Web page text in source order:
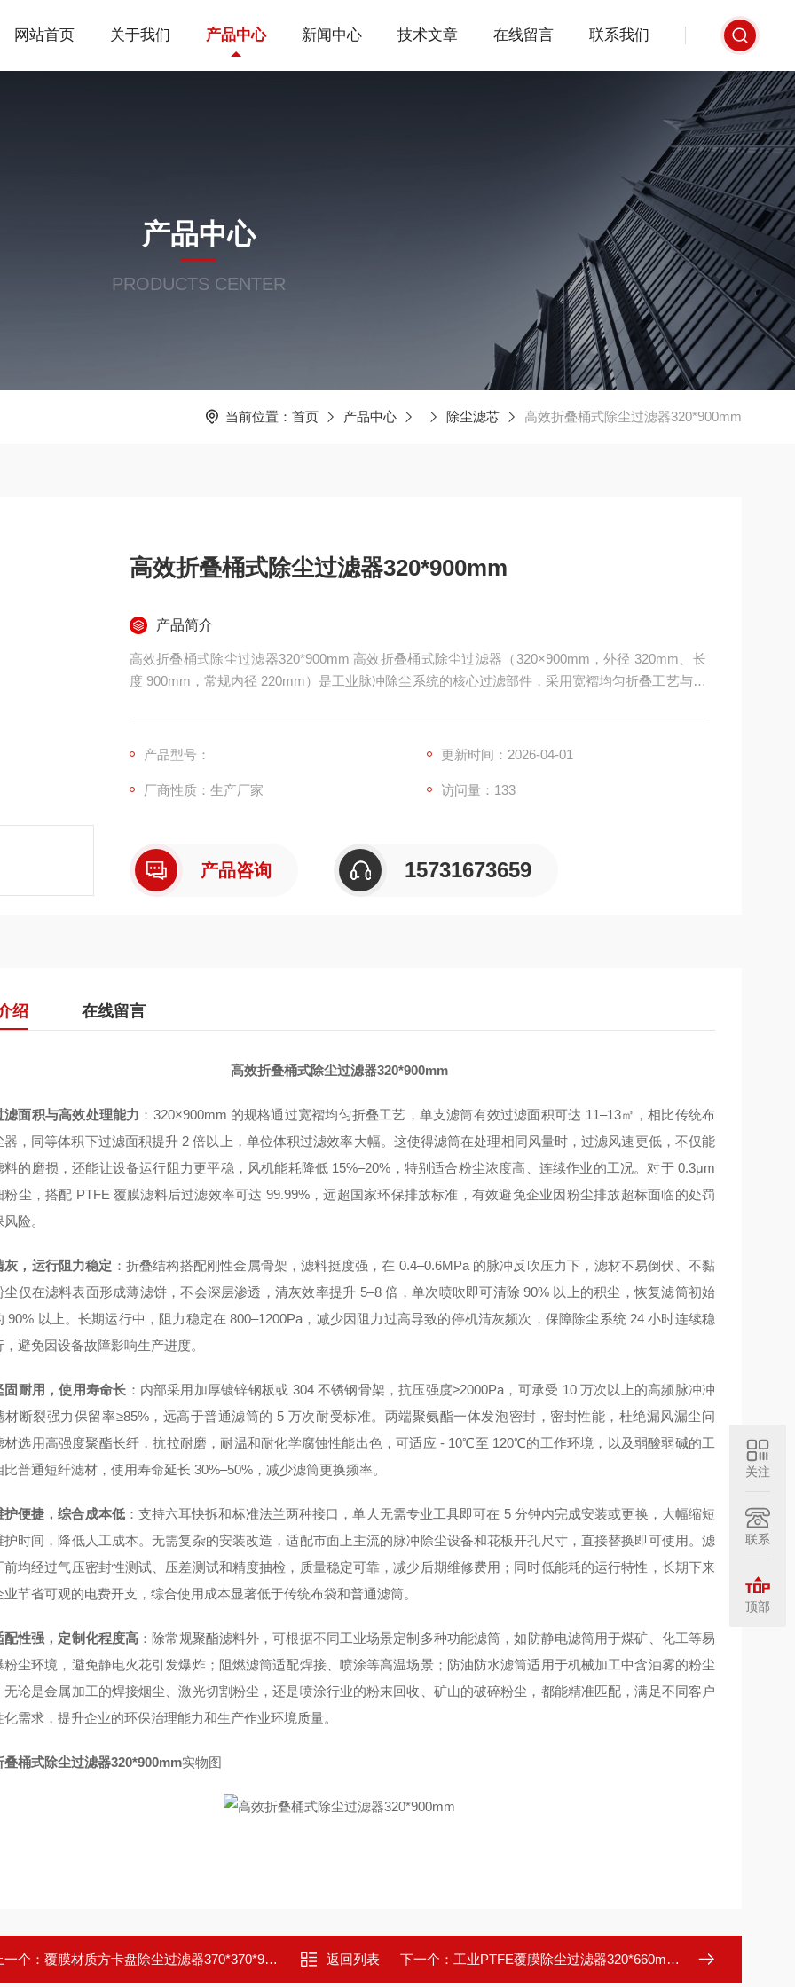
网站首页 关于我们 产品中心 新闻中心 技术文章 在线留言 联系我们
产品中心
PRODUCTS CENTER
当前位置： 首页 产品中心 除尘滤芯 高效折叠桶式除尘过滤器320*900mm
高效折叠桶式除尘过滤器320*900mm
产品简介
高效折叠桶式除尘过滤器320*900mm 高效折叠桶式除尘过滤器（320×900mm，外径 320mm、长
度 900mm，常规内径 220mm）是工业脉冲除尘系统的核心过滤部件，采用宽褶均匀折叠工艺与高
产品型号：
更新时间：2026-04-01
厂商性质：生产厂家 访问量：133
产品咨询 15731673659
绍 在线留言
高效折叠桶式除尘过滤器320*900mm
滤面积与高效处理能力 ：320×900mm 的规格通过宽褶均匀折叠工艺，单支滤筒有效过滤面积可达 11–13㎡，相比传统布
器，同等体积下过滤面积提升 2 倍以上，单位体积过滤效率大幅。这使得滤筒在处理相同风量时，过滤风速更低，不仅能
料的磨损，还能让设备运行阻力更平稳，风机能耗降低 15%–20%，特别适合粉尘浓度高、连续作业的工况。对于 0.3μm
粉尘，搭配 PTFE 覆膜滤料后过滤效率可达 99.99%，远超国家环保排放标准，有效避免企业因粉尘排放超标面临的处罚
险。
灰，运行阻力稳定 ：折叠结构搭配刚性金属骨架，滤料挺度强，在 0.4–0.6MPa 的脉冲反吹压力下，滤材不易倒伏、不黏
尘仅在滤料表面形成薄滤饼，不会深层渗透，清灰效率提升 5–8 倍，单次喷吹即可清除 90% 以上的积尘，恢复滤筒初始
90% 以上。长期运行中，阻力稳定在 800–1200Pa，减少因阻力过高导致的停机清灰频次，保障除尘系统 24 小时连续稳
避免因设备故障影响生产进度。
固耐用，使用寿命长 ：内部采用加厚镀锌钢板或 304 不锈钢骨架，抗压强度≥2000Pa，可承受 10 万次以上的高频脉冲冲
材断裂强力保留率≥85%，远高于普通滤筒的 5 万次耐受标准。两端聚氨酯一体发泡密封，密封性能，杜绝漏风漏尘问
材选用高强度聚酯长纤，抗拉耐磨，耐温和耐化学腐蚀性能出色，可适应 - 10℃至 120℃的工作环境，以及弱酸弱碱的工
比普通短纤滤材，使用寿命延长 30%–50%，减少滤筒更换频率。
护便捷，综合成本低：支持六耳快拆和标准法兰两种接口，单人无需专业工具即可在 5 分钟内完成安装或更换，大幅缩短
护时间，降低人工成本。无需复杂的安装改造，适配市面上主流的脉冲除尘设备和花板开孔尺寸，直接替换即可使用。滤
前均经过气压密封性测试、压差测试和精度抽检，质量稳定可靠，减少后期维修费用；同时低能耗的运行特性，长期下来
业节省可观的电费开支，综合使用成本显著低于传统布袋和普通滤筒。
配性强，定制化程度高 ：除常规聚酯滤料外，可根据不同工业场景定制多种功能滤筒，如防静电滤筒用于煤矿、化工等易
粉尘环境，避免静电火花引发爆炸；阻燃滤筒适配焊接、喷涂等高温场景；防油防水滤筒适用于机械加工中含油雾的粉尘
无论是金属加工的焊接烟尘、激光切割粉尘，还是喷涂行业的粉末回收、矿山的破碎粉尘，都能精准匹配，满足不同客户
化需求，提升企业的环保治理能力和生产作业环境质量。
叠桶式除尘过滤器320*900mm实物图
一个： 覆膜材质方卡盘除尘过滤器370*370*900mm 返回列表 下一个： 工业PTFE覆膜除尘过滤器320*660mm高效
关注
联系
顶部